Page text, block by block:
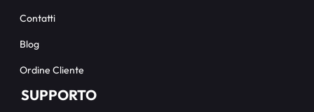
Contatti
Blog
Ordine Cliente
SUPPORTO